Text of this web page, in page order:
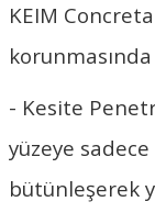
KEIM
- Kesite
yüzeye
bütünleşerek